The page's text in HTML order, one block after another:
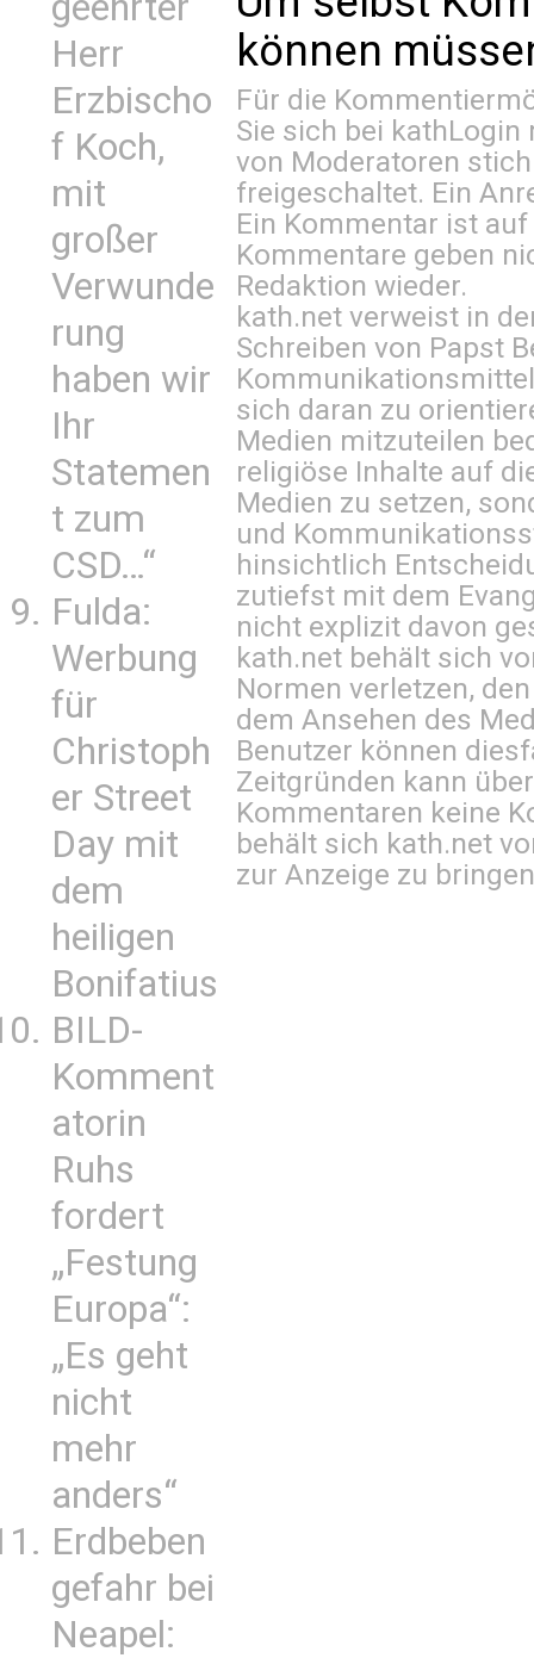
Herr
Erzbischo
f Koch,
mit
großer
Verwunde
rung
haben wir
Ihr
Statemen
t zum
CSD…“
Fulda:
Werbung
für
Christoph
er Street
Day mit
dem
heiligen
Bonifatius
BILD-
Komment
atorin
Ruhs
fordert
„Festung
Europa“:
„Es geht
nicht
mehr
anders“
Erdbeben
gefahr bei
Neapel:
können
Für die
Sie sich bei kathLogin
von Moderatoren
freigeschaltet. Ein
Ein Kommentar ist
Kommentare geben
Redaktion wieder.
kath.net verweist in
Schreiben von Papst
sich daran zu
Medien mitzuteilen
religiöse Inhalte auf
Medien zu setzen,
und
hinsichtlich
zutiefst mit dem
nicht explizit davon
kath.net behält sich
Normen verletzen,
dem Ansehen des
Benutzer können
Zeitgründen kann
Kommentaren keine
behält sich kath.net
zur Anzeige zu